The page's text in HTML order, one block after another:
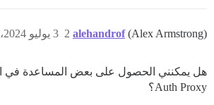
alehandrof (Alex Armstrong) 3 يوليو 2024، 3:03م 2
Auth Proxy؟